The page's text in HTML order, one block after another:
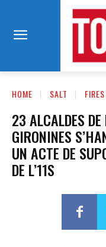
HOME SALT
23 ALCALDES
GIRONINES
UN ACTE DE
DE L’11S